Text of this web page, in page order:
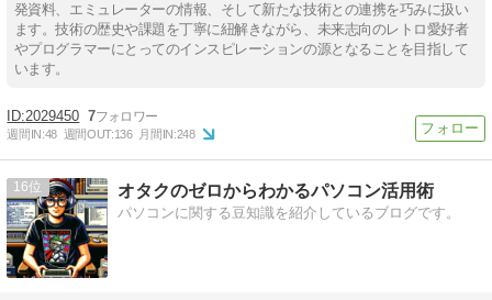
発資料、エミュレーターの情報、そして新たな技術との連携を巧みに扱い
ます。技術の歴史や課題を丁寧に紐解きながら、未来志向のレトロ愛好者
やプログラマーにとってのインスピレーションの源となることを目指して
います。
2029450 7
週間IN:48 週間OUT:136 月間IN:248
16 オタクのゼロからわかるパソコン活用術
パソコンに関する豆知識を紹介しているブログです。